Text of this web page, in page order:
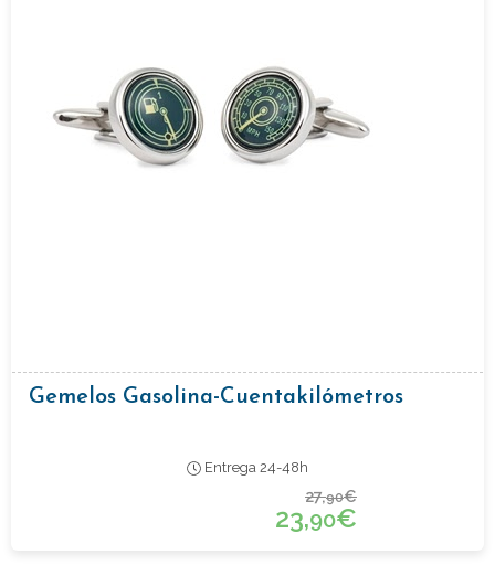
Gemelos Gasolina-Cuentakilómetros
Entrega 24-48h
27,90€
23,90€